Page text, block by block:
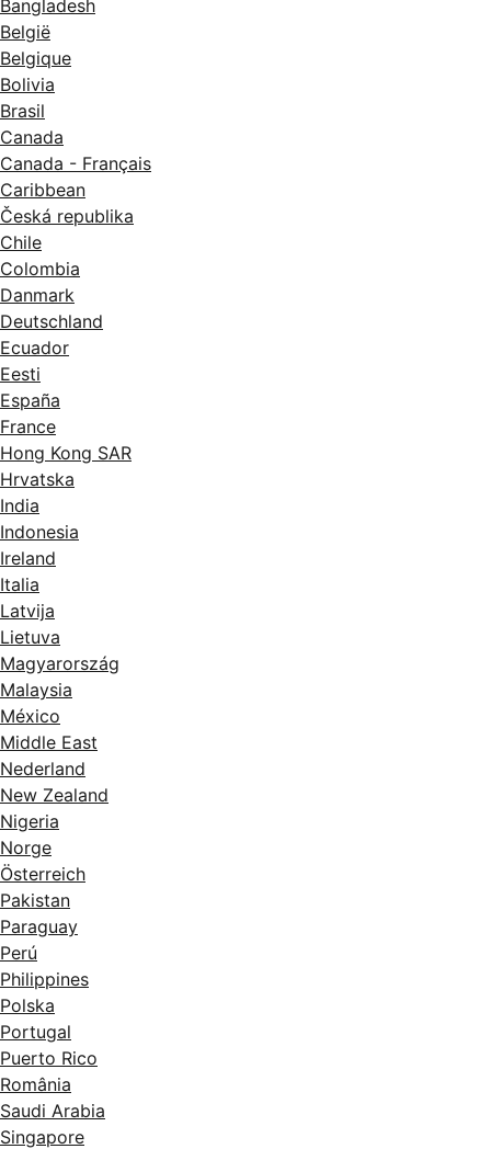
Bangladesh
België
Belgique
Bolivia
Brasil
Canada
Canada - Français
Caribbean
Česká republika
Chile
Colombia
Danmark
Deutschland
Ecuador
Eesti
España
France
Hong Kong SAR
Hrvatska
India
Indonesia
Ireland
Italia
Latvija
Lietuva
Magyarország
Malaysia
México
Middle East
Nederland
New Zealand
Nigeria
Norge
Österreich
Pakistan
Paraguay
Perú
Philippines
Polska
Portugal
Puerto Rico
România
Saudi Arabia
Singapore